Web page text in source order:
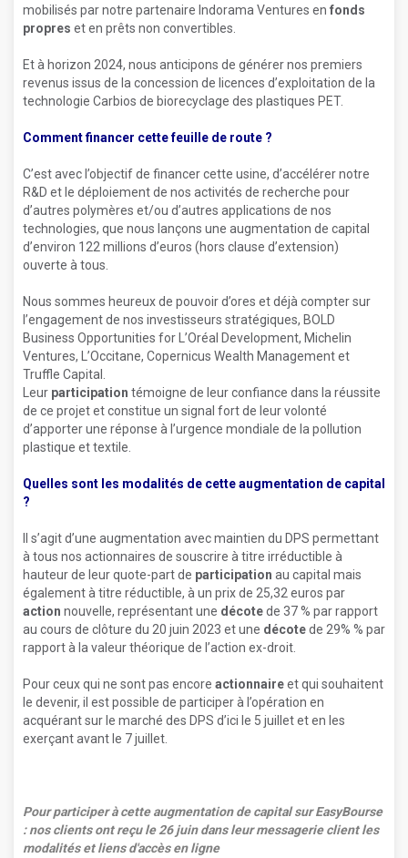
mobilisés par notre partenaire Indorama Ventures en fonds
propres et en prêts non convertibles.
Et à horizon 2024, nous anticipons de générer nos premiers
revenus issus de la concession de licences d’exploitation de la
technologie Carbios de biorecyclage des plastiques PET.
Comment financer cette feuille de route ?
C’est avec l’objectif de financer cette usine, d’accélérer notre
R&D et le déploiement de nos activités de recherche pour
d’autres polymères et/ou d’autres applications de nos
technologies, que nous lançons une augmentation de capital
d’environ 122 millions d’euros (hors clause d’extension)
ouverte à tous.
Nous sommes heureux de pouvoir d’ores et déjà compter sur
l’engagement de nos investisseurs stratégiques, BOLD
Business Opportunities for L’Oréal Development, Michelin
Ventures, L’Occitane, Copernicus Wealth Management et
Truffle Capital.
Leur participation témoigne de leur confiance dans la réussite
de ce projet et constitue un signal fort de leur volonté
d’apporter une réponse à l’urgence mondiale de la pollution
plastique et textile.
Quelles sont les modalités de cette augmentation de capital
?
Il s’agit d’une augmentation avec maintien du DPS permettant
à tous nos actionnaires de souscrire à titre irréductible à
hauteur de leur quote-part de participation au capital mais
également à titre réductible, à un prix de 25,32 euros par
action nouvelle, représentant une décotede 37 % par rapport
au cours de clôture du 20 juin 2023 et une décotede 29% % par
rapport à la valeur théorique de l’action ex-droit.
Pour ceux qui ne sont pas encore actionnaireet qui souhaitent
le devenir, il est possible de participer à l’opération en
acquérant sur le marché des DPS d’ici le 5 juillet et en les
exerçant avant le 7 juillet.
Pour participer à cette augmentation de capital sur EasyBourse
: nos clients ont reçu le 26 juin dans leur messagerie client les
modalités et liens d'accès en ligne